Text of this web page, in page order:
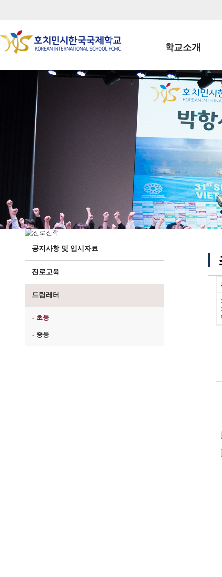
학교소개
학교장인사말
학생회장인사말
학교상징
학교 CI
교직원현황
학생현황
위치/전화
전경사진
공지사항 및 입시자료
진로교육
드림레터
- 초등
- 중등